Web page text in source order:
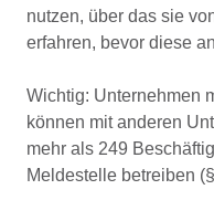
nutzen, über das sie
erfahren, bevor diese
Wichtig: Unternehmen
können mit anderen
mehr als 249
Meldestelle betreiben